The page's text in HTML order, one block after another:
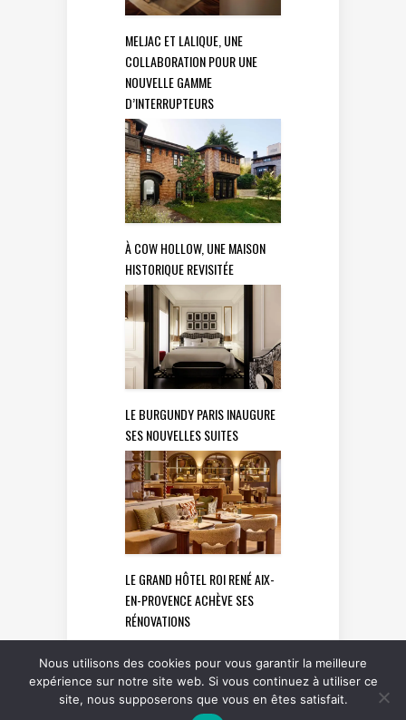
MELJAC ET LALIQUE, UNE
COLLABORATION POUR UNE
NOUVELLE GAMME
D’INTERRUPTEURS
À COW HOLLOW, UNE MAISON
HISTORIQUE REVISITÉE
LE BURGUNDY PARIS INAUGURE
SES NOUVELLES SUITES
LE GRAND HÔTEL ROI RENÉ AIX-
EN-PROVENCE ACHÈVE SES
RÉNOVATIONS
Nous utilisons des cookies pour vous garantir la meilleure
expérience sur notre site web. Si vous continuez à utiliser ce
site, nous supposerons que vous en êtes satisfait.